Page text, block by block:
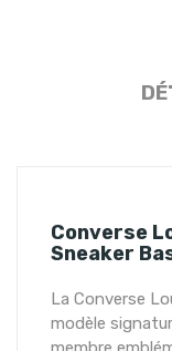
Converse
Sneaker
La Converse
modèle